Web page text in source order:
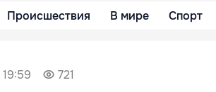
Происшествия В мире Спорт
19:59 721